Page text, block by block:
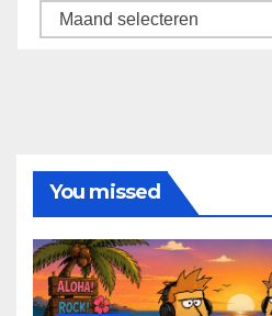
Archief
You missed